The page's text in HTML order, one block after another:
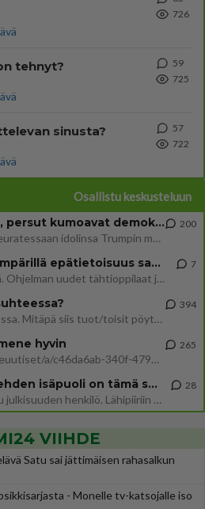
726
tehnyt?
59
725
sinusta?
57
722
Osallistu keskusteluun
Jos SDP ei voita reilusti, persut kumoavat demokratian Suomesta
Näin tekisi ainakin Rydman seuratessaan idolinsa Trumpin mallia https://www.is.fi/politiikka/art-2000012187244.html
200
Uuden TTK-juontajan ympärillä epätietoisuus sakenee - Nyt MTV hämmentää soppaa
TTK tulee taas tänä syksynä. Ohjelman uudet tähtioppilaat julkistetaan torstaina 6. elokuuta klo 14 alkavassa lehdistö
7
Siinäpä se kysymys on otsikossa. Mitäpä siis tuot/toisit pöytään parisuhteessa? Oletko mies vai nainen? Koetko sen mitä
394
hyvin
https://www.iltalehti.fi/viihdeuutiset/a/c46da6ab-340f-4790-aaa7-0865eed2336 Yrityksen konkurssihakemus on tullut kärä
265
Tiesitkö? Martina Aitolehden isäpuoli on tämä suosittu laulaja
Martina Aitolehti on seurattu julkisuuden henkilö. Lähipiiriin mahtuu muitakin tunnettuja henkilöitä. Tiesitkö, että Ma
28
VIIHDE
Satu sai jättimäisen rahasalkun
- Monelle tv-katsojalle iso